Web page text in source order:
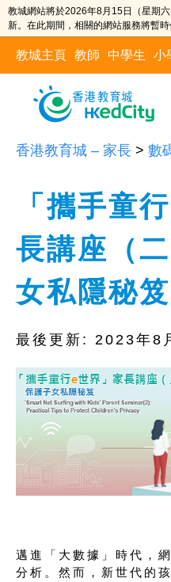
教城網站將於2026年8月15日（星期
新。在此期間，相關的網站服務將暫時
教城主頁 教師 中學生 小
香港教育城 – 家長 > 數
「攜手童
長講座（
女私隱秘笈
最後更新: 2023年8
邁進「大數據」時代，
分析。然而，新世代的